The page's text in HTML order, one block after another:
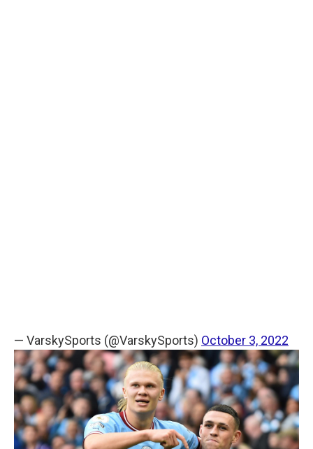
— VarskySports (@VarskySports) October 3, 2022